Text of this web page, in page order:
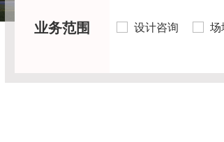
业务范围 设计咨询 场